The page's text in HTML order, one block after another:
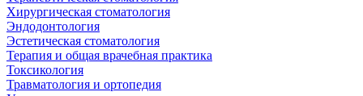
Хирургическая стоматология
Эндодонтология
Эстетическая стоматология
Терапия и общая врачебная практика
Токсикология
Травматология и ортопедия